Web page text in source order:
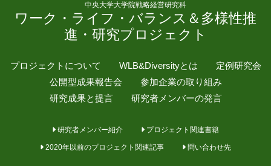
中央大学大学院戦略経営研究科
ワーク・ライフ・バランス＆多様性推
進・研究プロジェクト
プロジェクトについて WLB&Diversityとは
定例研究会
公開型成果報告会
参加企業の取り組み
研究成果と提言
研究者メンバーの発言
研究者メンバー紹介 プロジェクト関連書籍
2020年以前のプロジェクト関連記事 問い合わせ先